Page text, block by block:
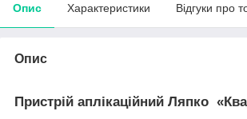
Опис Характеристики Відгуки про
Опис
Пристрій аплікаційний Ляпко